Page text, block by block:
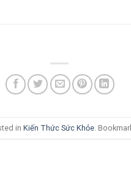
inKiến Thức Sức Khỏe .